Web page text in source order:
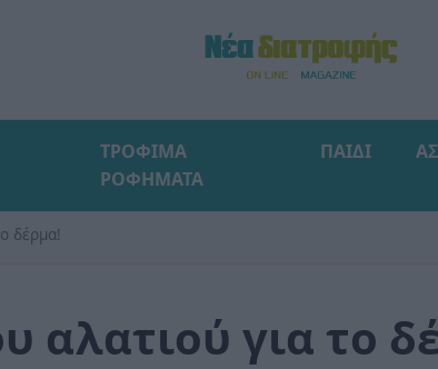
ΤΡΟΦΙΜΑ
ΡΟΦΗΜΑΤΑ
ΠΑΙΔΙ
δέρμα!
αλατιού για το